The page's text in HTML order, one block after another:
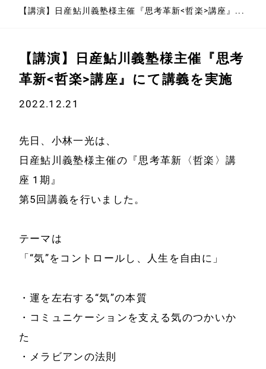
【講演】日産鮎川義塾様主催『思考革新<哲楽>講座』...
【講演】日産鮎川義塾様主催『思考
革新<哲楽>講座』にて講義を実施
2022.12.21
先日、小林一光は、
日産鮎川義塾様主催の『思考革新〈哲楽〉講
座 1期』
第5回講義を行いました。
テーマは
「“気”をコントロールし、人生を自由に」
・運を左右する“気”の本質
・コミュニケーションを支える気のつかいか
た
・メラビアンの法則